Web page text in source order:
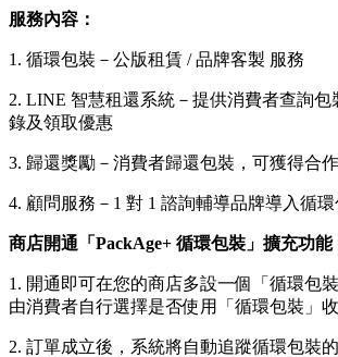
服務內容：
1. 循環包裝－公版租賃 / 品牌客製 服務
2. LINE 智慧租還系統－提供消費者查詢
錄及領取優惠
3. 歸還獎勵－消費者歸還包裝，可獲得合
4. 顧問服務－1 對 1 諮詢輔導品牌導入循環
商店開通「PackAge+ 循環包裝」擴充功
1. 開通即可在您的商店多設一個「循環包
由消費者自行選擇是否使用「循環包裝」收
2. 訂單成立後，系統將自動追蹤循環包裝